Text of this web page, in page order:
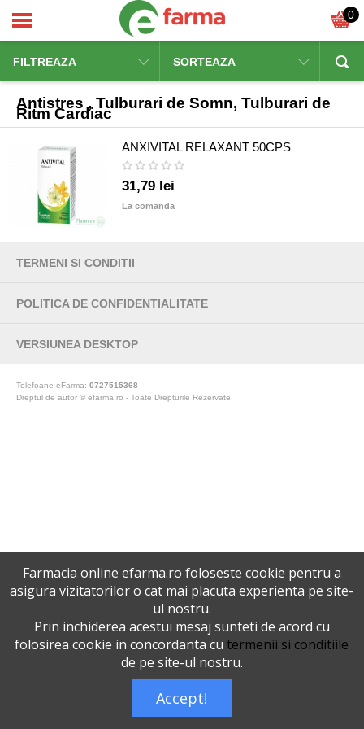
0
FILTREAZA SORTEAZA
Antistres , Tulburari de Somn, Tulburari de
Ritm Cardiac
ANXIVITAL RELAXANT 50CPS
31,79 lei
La comanda
TERMENI SI CONDITII
POLITICA DE CONFIDENTIALITATE
VERSIUNEA DESKTOP
Telefoane eFarma: 0727515368
Dreptul de autor © efarma.ro - Toate Drepturile Rezervate.
Farmacia online efarma.ro foloseste cookie pentru a
asigura vizitatorilor o cat mai placuta experienta pe site-
ul nostru.
Prin inchiderea acestui mesaj sunteti de acord cu
folosirea cookie in concordanta cu termenii si conditiile
de pe site-ul nostru.
Accept!